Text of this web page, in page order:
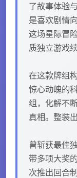
了故事体验
是喜欢剧情
这场星际冒
质独立游戏续
在这款牌组
惊心动魄的
组，化解不
真相。整装
曾斩获最佳
带多项大奖
次推出回合